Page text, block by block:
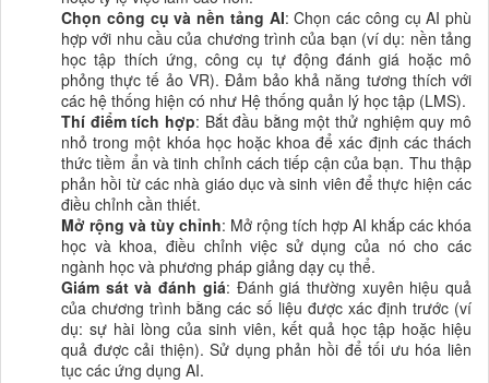
Chọn công cụ và nền tảng AI: Chọn các công cụ AI phù
hợp với nhu cầu của chương trình của bạn (ví dụ: nền tảng
học tập thích ứng, công cụ tự động đánh giá hoặc mô
phỏng thực tế ảo VR). Đảm bảo khả năng tương thích với
các hệ thống hiện có như Hệ thống quản lý học tập (LMS).
Thí điểm tích hợp: Bắt đầu bằng một thử nghiệm quy mô
nhỏ trong một khóa học hoặc khoa để xác định các thách
thức tiềm ẩn và tinh chỉnh cách tiếp cận của bạn. Thu thập
phản hồi từ các nhà giáo dục và sinh viên để thực hiện các
điều chỉnh cần thiết.
Mở rộng và tùy chỉnh: Mở rộng tích hợp AI khắp các khóa
học và khoa, điều chỉnh việc sử dụng của nó cho các
ngành học và phương pháp giảng dạy cụ thể.
Giám sát và đánh giá: Đánh giá thường xuyên hiệu quả
của chương trình bằng các số liệu được xác định trước (ví
dụ: sự hài lòng của sinh viên, kết quả học tập hoặc hiệu
quả được cải thiện). Sử dụng phản hồi để tối ưu hóa liên
tục các ứng dụng AI.